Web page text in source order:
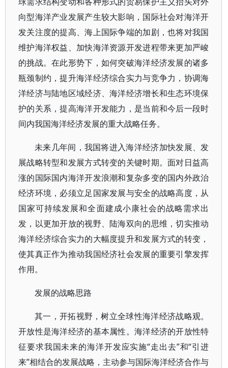
向型海洋产业发展产生较大影响，国际社会对海洋开
发关注度的提高、海上国际争端的加剧，也将对我国
维护海洋权益、加快海洋资源开发进程带来更加严峻
的挑战。在此形势下，如何突破海洋经济发展的诸多
瓶颈制约，提升海洋经济综合实力与竞争力，协调海
洋经济与陆地区域经济、海洋经济增长和生态环境保
护的关系，提高海洋开发能力，是当前和今后一段时
间内我国海洋经济发展的重大战略任务。
未来几年间，我国将进入海洋经济加快发展、发
展战略转型和发展方式转变的关键时期。面对日益高
涨的国际国内海洋开发浪潮和复杂多变的国内外政治
经济环境，必须立足国家发展与安全的战略高度，从
国家可持续发展和全面建成小康社会的战略需求出
发，以更加开放的视野、陆海双向的思维，切实推动
海洋经济综合实力的大幅度提升和发展方式的转变，
使其真正作为推动我国经济社会发展的重要引擎发挥
作用。
发展的战略思路
其一，开拓视野，树立全球性海洋经济战略观。
开放性是海洋经济的基本属性。海洋经济的开放性特
征要求我国未来的海洋开发应实施“走出去”和“引进
来”相结合的发展战略，主动参与国际海洋经济合作与